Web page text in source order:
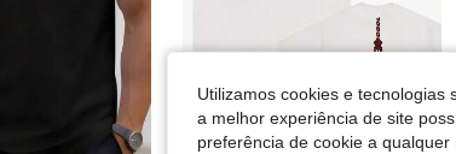
Utilizamos cookies e
a melhor experiência de site
preferência de cookie a